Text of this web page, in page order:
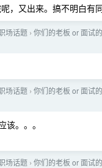
，又出来。搞不明白有
场话题 › 你们的老板 or 面试
场话题 › 你们的老板 or 面试
该。。。
场话题 › 你们的老板 or 面试